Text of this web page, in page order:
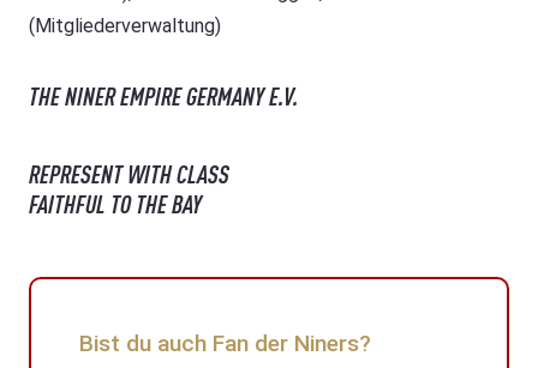
(Mitgliederverwaltung)
THE NINER EMPIRE GERMANY E.V.
REPRESENT WITH CLASS
FAITHFUL TO THE BAY
Bist du auch Fan der Niners?